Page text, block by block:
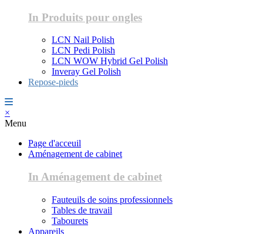
In Produits pour ongles
LCN Nail Polish
LCN Pedi Polish
LCN WOW Hybrid Gel Polish
Inveray Gel Polish
Repose-pieds
×
Menu
Page d'acceuil
Aménagement de cabinet
In Aménagement de cabinet
Fauteuils de soins professionnels
Tables de travail
Tabourets
Appareils